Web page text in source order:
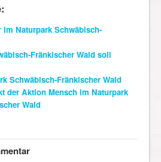
im Naturpark Schwäbisch-
Fränkischer Wald soll
Schwäbisch-Fränkischer Wald
der Aktion Mensch im Naturpark
Wald